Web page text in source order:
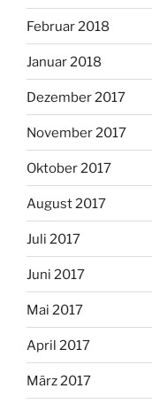
Februar 2018
Januar 2018
Dezember 2017
November 2017
Oktober 2017
August 2017
Juli 2017
Juni 2017
Mai 2017
April 2017
März 2017